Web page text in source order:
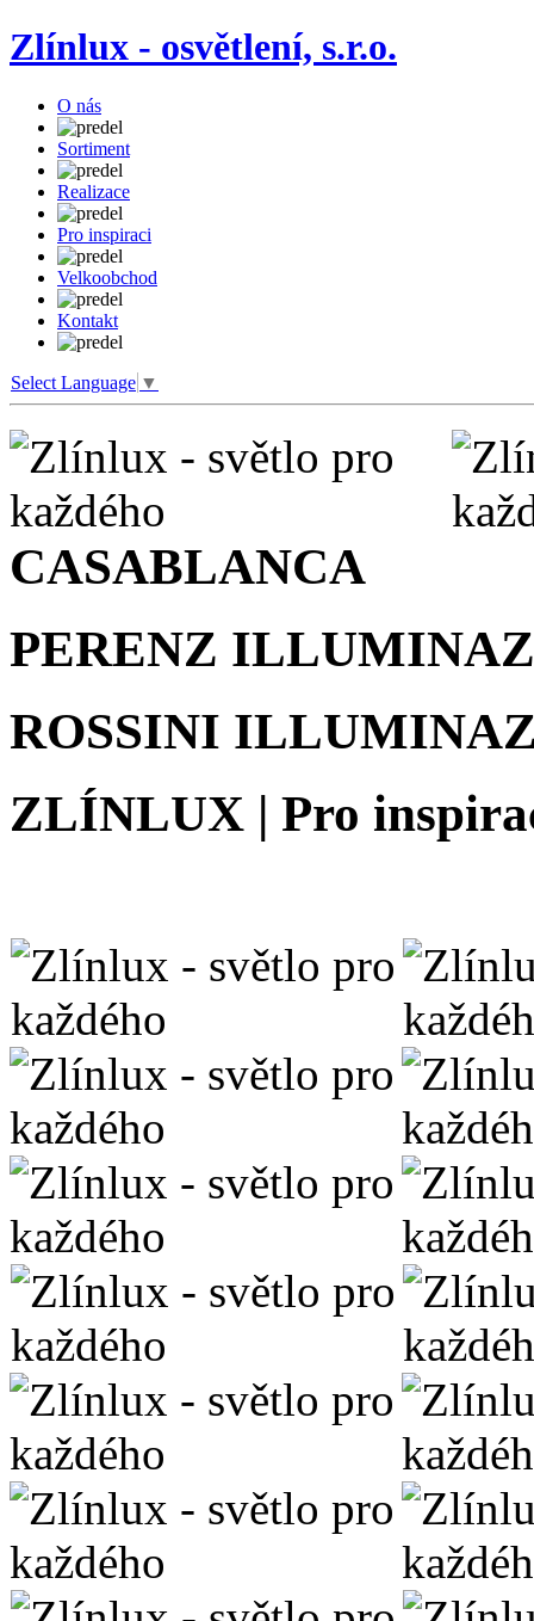
Zlínlux - osvětlení, s.r.o.
O nás
Sortiment
Realizace
Pro inspiraci
Velkoobchod
Kontakt
Select Language ▼
CASABLANCA
PERENZ
ROSSINI
ZLÍNLUX | Pro